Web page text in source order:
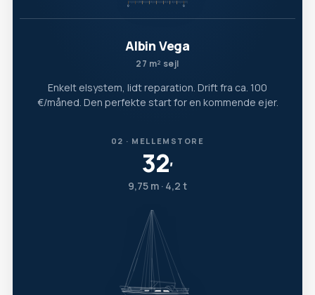
Albin Vega
27 m² sejl
Enkelt elsystem, lidt reparation. Drift fra ca. 100
€/måned. Den perfekte start for en kommende ejer.
02 · MELLEMSTORE
32′
9,75 m · 4,2 t